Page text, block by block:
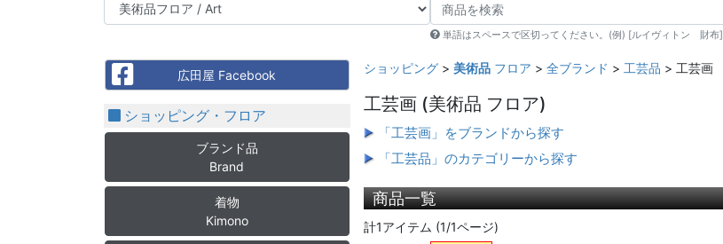
単語はスペースで区切ってください。(例) [ルイヴィトン 財布]
ショッピング> 美術品フロア > 全ブランド > 工芸品 > 工芸画
工芸画 (美術品 フロア)
「工芸画」をブランドから探す
「工芸品」のカテゴリーから探す
商品一覧
計1アイテム (1/1ページ)
Facebook広田屋 Facebook
ショッピング・フロア
ブランド品
Brand
着物
Kimono